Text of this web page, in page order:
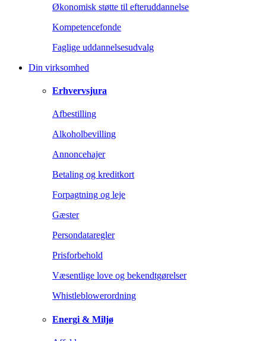
Økonomisk støtte til efteruddannelse
Kompetencefonde
Faglige uddannelsesudvalg
Din virksomhed
Erhvervsjura
Afbestilling
Alkoholbevilling
Annoncehajer
Betaling og kreditkort
Forpagtning og leje
Gæster
Persondataregler
Prisforbehold
Væsentlige love og bekendtgørelser
Whistleblowerordning
Energi & Miljø